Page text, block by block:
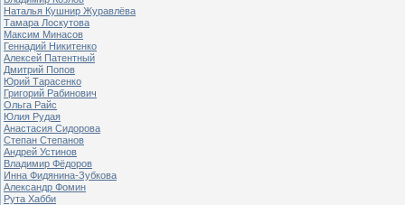
Наталья Кушнир Журавлёва
Тамара Лоскутова
Максим Минасов
Геннадий Никитенко
Алексей Патентный
Дмитрий Попов
Юрий Тарасенко
Григорий Рабинович
Ольга Райс
Юлия Рудая
Анастасия Сидорова
Степан Степанов
Андрей Устинов
Владимир Фёдоров
Инна Фидянина-Зубкова
Александр Фомин
Рута Хабби